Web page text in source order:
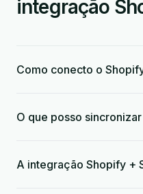
integração
Como conecto o
O que posso
A integração Shopify +